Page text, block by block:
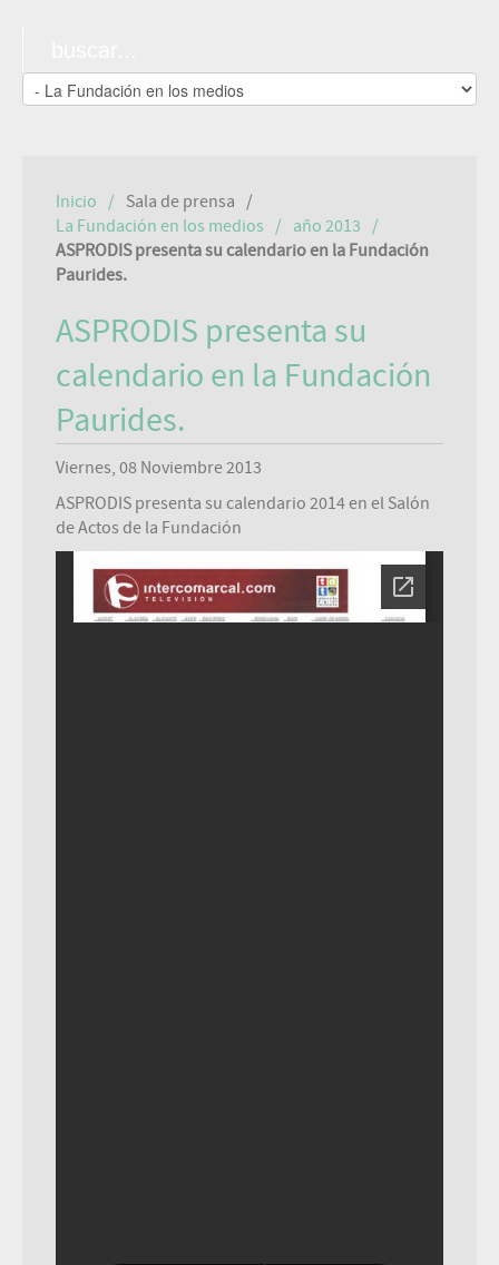
Inicio
Sala de prensa
La Fundación en los medios
año 2013
ASPRODIS presenta su calendario en la Fundación
Paurides.
ASPRODIS presenta su
calendario en la Fundación
Paurides.
Viernes, 08 Noviembre 2013
ASPRODIS presenta su calendario 2014 en el Salón
de Actos de la Fundación